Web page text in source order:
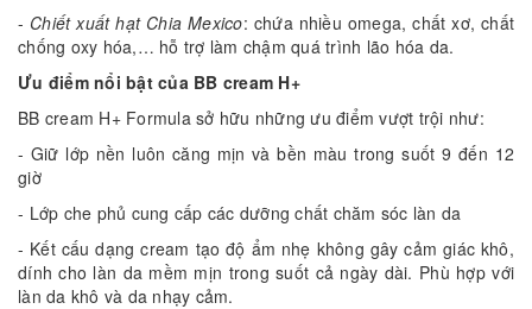
- Chiết xuất hạt Chia Mexico: chứa nhiều omega, chất xơ, chất
chống oxy hóa,… hỗ trợ làm chậm quá trình lão hóa da.
Ưu điểm nổi bật của BB cream H+
BB cream H+ Formula sở hữu những ưu điểm vượt trội như:
- Giữ lớp nền luôn căng mịn và bền màu trong suốt 9 đến 12
giờ
- Lớp che phủ cung cấp các dưỡng chất chăm sóc làn da
- Kết cấu dạng cream tạo độ ẩm nhẹ không gây cảm giác khô,
dính cho làn da mềm mịn trong suốt cả ngày dài. Phù hợp với
làn da khô và da nhạy cảm.